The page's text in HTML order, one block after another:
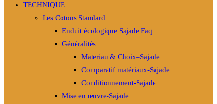
TECHNIQUE
Les Cotons Standard
Enduit écologique Sajade Faq
Généralités
Materiau & Choix–Sajade
Comparatif matériaux-Sajade
Conditionnement-Sajade
Mise en œuvre-Sajade